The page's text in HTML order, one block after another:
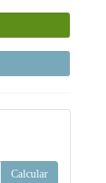
Calcular